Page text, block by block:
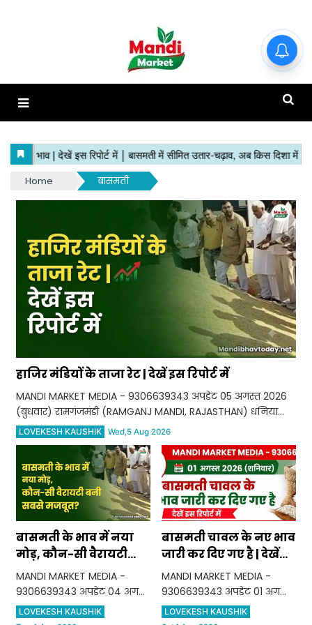
Home बासमती
हाजिर मंडियों के ताजा रेट | देखें इस रिपोर्ट में
MANDI MARKET MEDIA - 9306639343 अपडेट 05 अगस्त 2026
(बुधवार) रामगंजमंडी (RAMGANJ MANDI, RAJASTHAN) धनिया
(CORIANDER) भाव ₹13500/16600 सोयाबीन (SOYABEAN) भाव
₹6000/6950 सरसों (MUSTARD) भाव ₹6600/7801
LOVEKESH KAUSHIK Wed,5 Aug 2026
बासमती के भाव में नया
मोड़, कौन-सी वैरायटी
बनी सबसे मजबूत?
MANDI MARKET MEDIA -
9306639343 अपडेट 04 अगस्त
2026 (मंगलवार) पंजाब
हरियाणा लाइन (Punjab
LOVEKESH KAUSHIK
बासमती चावल के नए भाव
जारी कर दिए गए है | देखें
इस रिपोर्ट में
MANDI MARKET MEDIA -
9306639343 अपडेट 01 अगस्त
2026 (शनिवार) पंजाब हरियाणा
लाइन (Punjab Haryana
LOVEKESH KAUSHIK
हाजिर मंडियों के ताजा रेट | देखें इस
रिपोर्ट में